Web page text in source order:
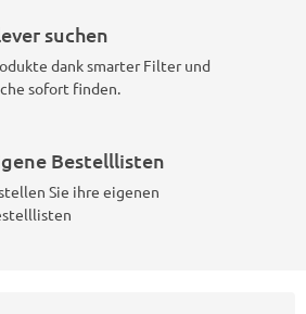
suchen
dank smarter Filter und
sofort finden.
Bestelllisten
Sie ihre eigenen